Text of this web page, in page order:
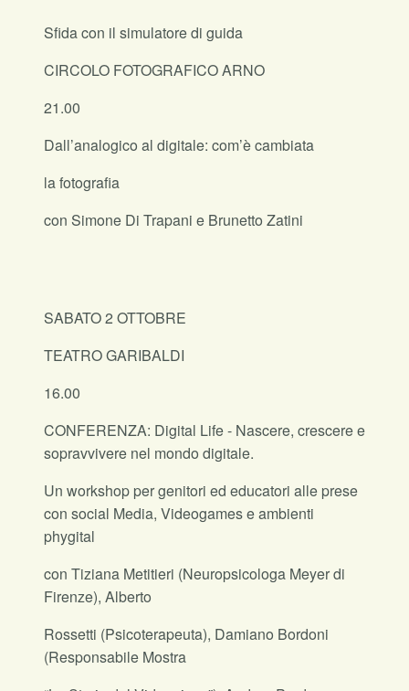
Sfida con il simulatore di guida
CIRCOLO FOTOGRAFICO ARNO
21.00
Dall’analogico al digitale: com’è cambiata
la fotografia
con Simone Di Trapani e Brunetto Zatini
SABATO 2 OTTOBRE
TEATRO GARIBALDI
16.00
CONFERENZA: Digital Life - Nascere, crescere e
sopravvivere nel mondo digitale.
Un workshop per genitori ed educatori alle prese
con social Media, Videogames e ambienti
phygital
con Tiziana Metitieri (Neuropsicologa Meyer di
Firenze), Alberto
Rossetti (Psicoterapeuta), Damiano Bordoni
(Responsabile Mostra